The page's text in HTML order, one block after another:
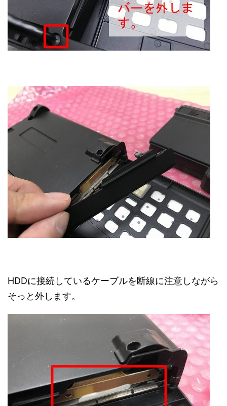
HDDに接続しているケーブルを断線に注意しながら
そっと外します。